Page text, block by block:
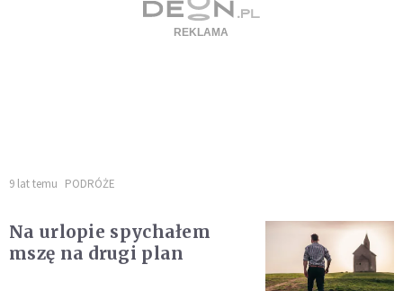
9 lat temu PODRÓŻE
Na urlopie spychałem
mszę na drugi plan